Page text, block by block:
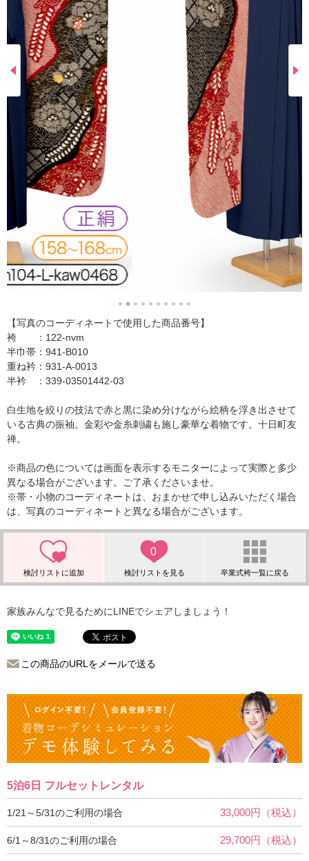
【写真のコーディネートで使用した商品番号】
袴 ：122-nvm
半巾帯：941-B010
重ね衿：931-A-0013
半衿 ：339-03501442-03
白生地を絞りの技法で赤と黒に染め分けながら絵柄を浮き出させて
いる古典の振袖。金彩や金糸刺繍も施し豪華な着物です。十日町友
禅。
※商品の色については画面を表示するモニターによって実際と多少
異なる場合がございます。ご了承くださいませ。
※帯・小物のコーディネートは、おまかせで申し込みいただく場合
は、写真のコーディネートと異なる場合がございます。
0
家族みんなで見るためにLINEでシェアしましょう！
この商品のURLをメールで送る
5泊6日 フルセットレンタル
1/21～5/31のご利用の場合 33,000円（税込）
6/1～8/31のご利用の場合 29,700円（税込）